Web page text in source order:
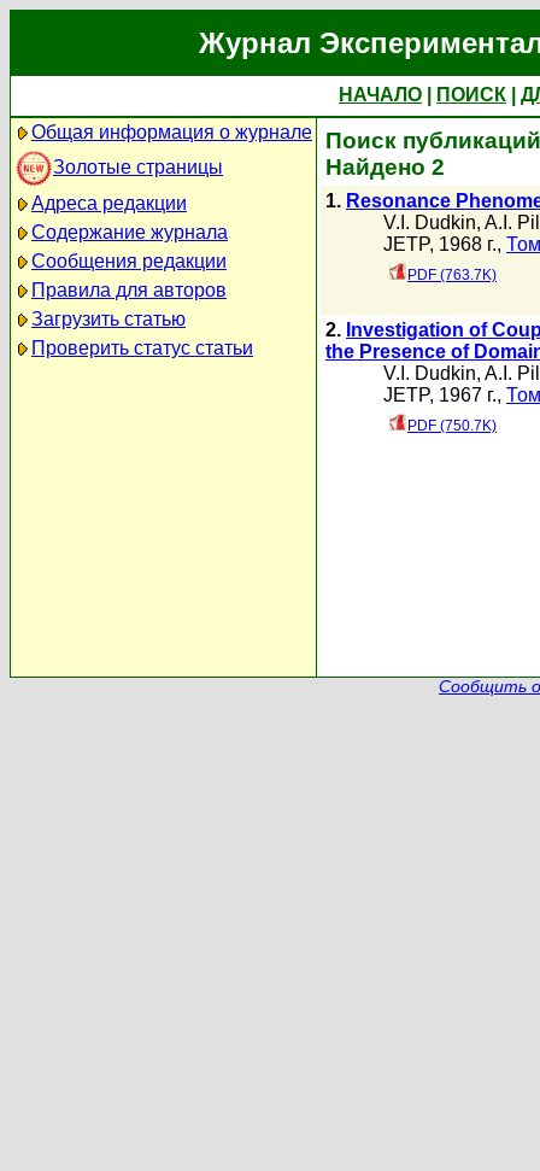
Журнал
НАЧАЛО ПОИСК
Общая информация о журнале
Золотые страницы
Адреса редакции
Содержание журнала
Сообщения редакции
Правила для авторов
Загрузить статью
Проверить статус статьи
Поиск
Найдено 2
1. Resonance
V.I. Dudkin, A.I.
JETP, 1968 г.,
PDF (763.7K)
2. Investigation of
the Presence of
V.I. Dudkin, A.I.
JETP, 1967 г.,
PDF (750.7K)
Сообщить о